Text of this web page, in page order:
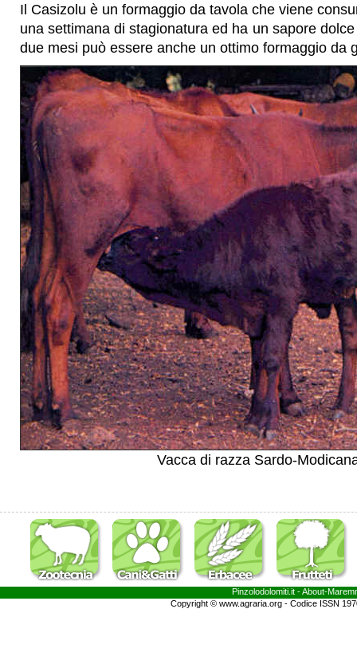
Il Casizolu è un formaggio da tavola che viene
una settimana di stagionatura ed ha un sapore
due mesi può essere anche un ottimo formaggio da
Vacca di razza Sardo-
Pinzolodolomiti.it - About-
Copyright © www.agraria.org - Codice ISSN